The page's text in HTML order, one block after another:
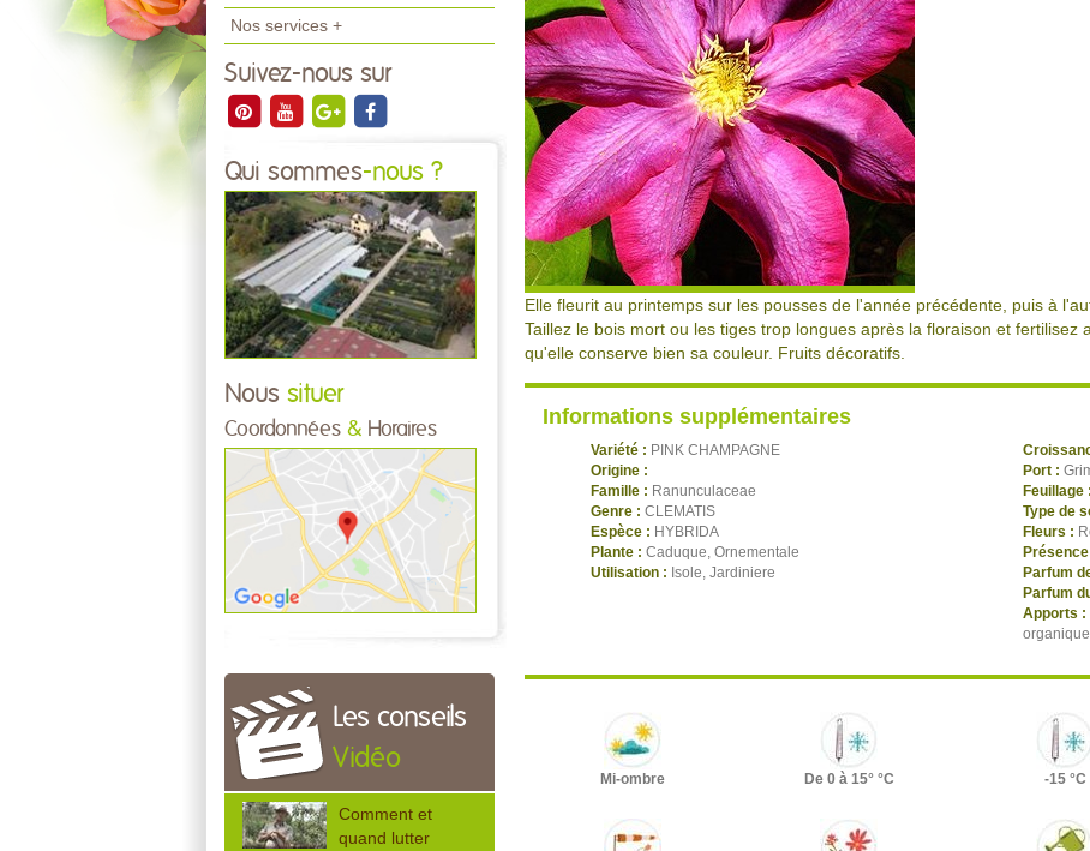
Nos services +
Suivez-nous sur
Qui sommes-nous ?
Nous situer
Coordonnées & Horaires
Les conseils
Vidéo
Comment et
quand lutter
Elle fleurit au printemps sur les pousses de l'année précédente, puis à
Taillez le bois mort ou les tiges trop longues après la floraison et fertilisez
qu'elle conserve bien sa couleur. Fruits décoratifs.
Informations supplémentaires
Variété : PINK CHAMPAGNE
Origine :
Famille : Ranunculaceae
Genre : CLEMATIS
Espèce : HYBRIDA
Plante : Caduque, Ornementale
Utilisation : Isole, Jardiniere
Port :
Feuillage :
Type de
Fleurs :
Parfum
Parfum
Apports :
organique
Mi-ombre De 0 à 15° °C -15 °C